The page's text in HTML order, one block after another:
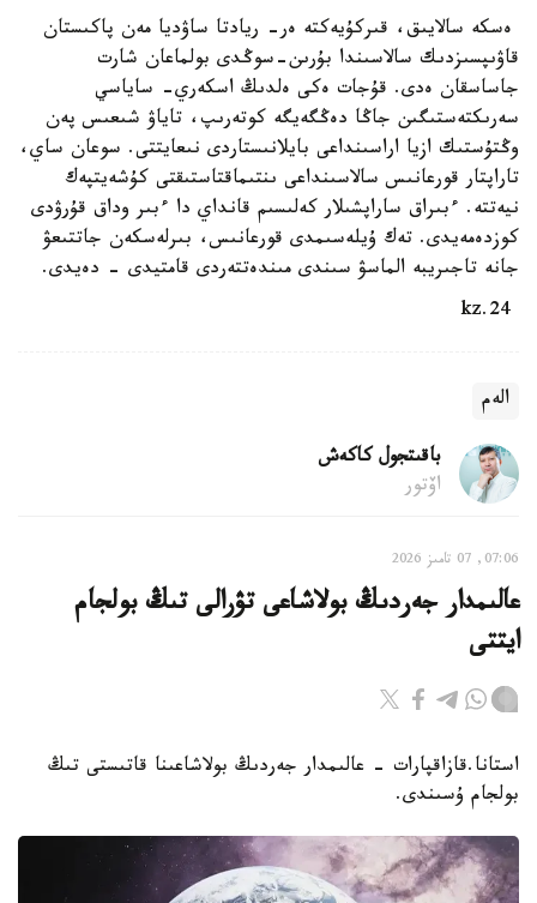
ەسكە سالايىق، قىركۇيەكتە ەر- ريادتا ساۋديا مەن پاكىستان
قاۋىپسىزدىك سالاسىندا بۇرىن-سوڭدى بولماعان شارت
جاساسقان ەدى. قۇجات ەكى ەلدىڭ اسكەري- ساياسي
سەرىكتەستىگىن جاڭا دەڭگەيگە كوتەرىپ، تاياۋ شىعىس پەن
وڭتۇستىك ازيا اراسىنداعى بايلانىستاردى نىعايتتى. سوعان ساي،
تاراپتار قورعانىس سالاسىنداعى ىنتىماقتاستىقتى كۇشەيتپەك
نيەتتە. ءبىراق ساراپشىلار كەلىسىم قانداي دا ءبىر وداق قۇرۋدى
كوزدەمەيدى. تەك ۇيلەسىمدى قورعانىس، بىرلەسكەن جاتتىعۋ
جانە تاجىريبە الماسۋ سىندى مىندەتتەردى قامتيدى - دەيدى.
الەم
باقىتجول كاكەش
اۆتور
07:06, 07 تامىز 2026
عالىمدار جەردىڭ بولاشاعى تۋرالى تىڭ بولجام
ايتتى
استانا.قازاقپارات - عالىمدار جەردىڭ بولاشاعىنا قاتىستى تىڭ
بولجام ۇسىندى.